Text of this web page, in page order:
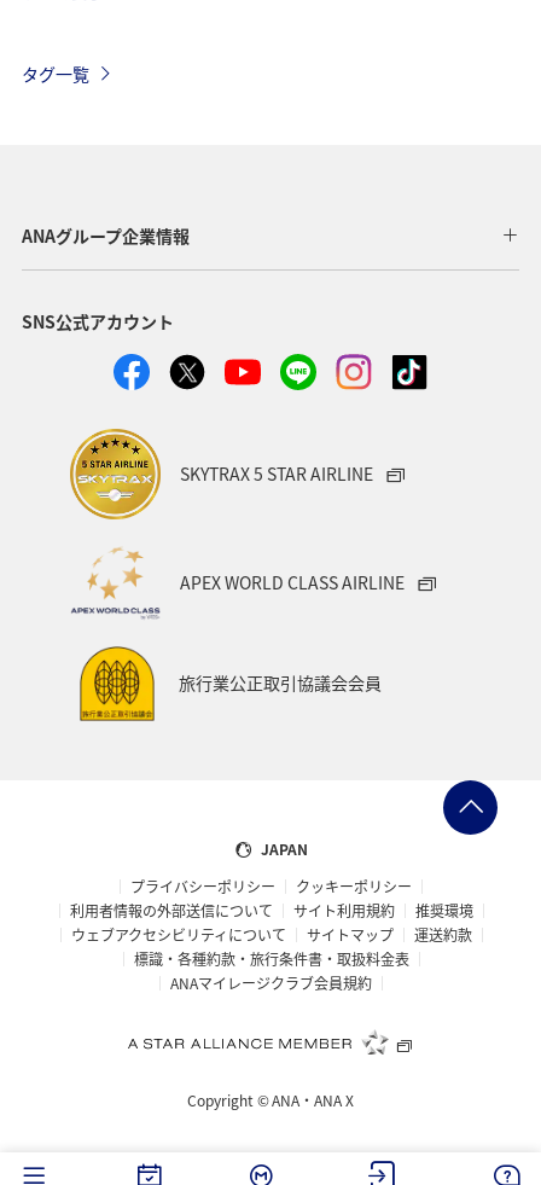
タグ一覧
ANAグループ企業情報
SNS公式アカウント
SKYTRAX 5 STAR AIRLINE
APEX WORLD CLASS AIRLINE
旅行業公正取引協議会会員
JAPAN
プライバシーポリシー
クッキーポリシー
利用者情報の外部送信について
サイト利用規約
推奨環境
ウェブアクセシビリティについて
サイトマップ
運送約款
標識・各種約款・旅行条件書・取扱料金表
ANAマイレージクラブ会員規約
Copyright ©ANA・ANA X